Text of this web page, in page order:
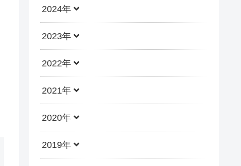
2024年
2023年
2022年
2021年
2020年
2019年